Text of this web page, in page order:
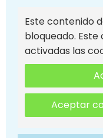
Este contenido
bloqueado.
activadas las
Aceptar